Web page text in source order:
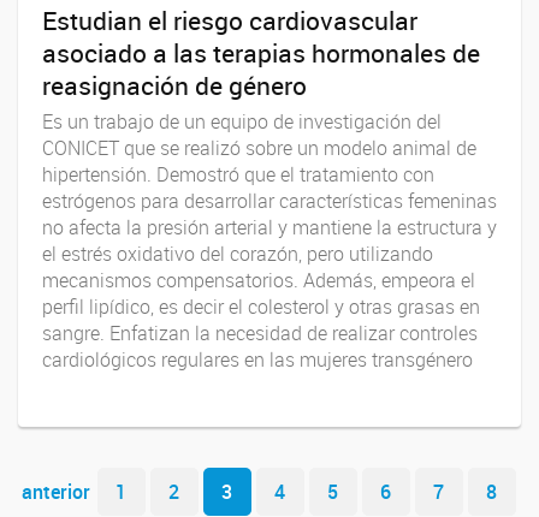
Estudian el riesgo cardiovascular
asociado a las terapias hormonales de
reasignación de género
Es un trabajo de un equipo de investigación del
CONICET que se realizó sobre un modelo animal de
hipertensión. Demostró que el tratamiento con
estrógenos para desarrollar características femeninas
no afecta la presión arterial y mantiene la estructura y
el estrés oxidativo del corazón, pero utilizando
mecanismos compensatorios. Además, empeora el
perfil lipídico, es decir el colesterol y otras grasas en
sangre. Enfatizan la necesidad de realizar controles
cardiológicos regulares en las mujeres transgénero
Navegador de artículos
anterior 1 2 3 4 5 6 7
8